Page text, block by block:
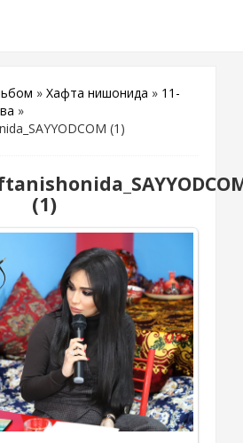
» Хафта нишонида » 11-
»
(1)
(1)